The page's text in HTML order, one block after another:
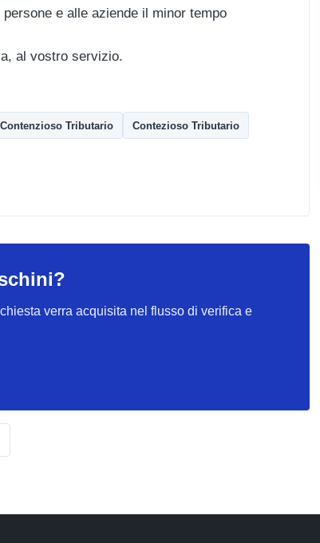
e alle aziende il minor tempo
al vostro servizio.
Contenzioso Tributario Contezioso Tributario
verra acquisita nel flusso di verifica e